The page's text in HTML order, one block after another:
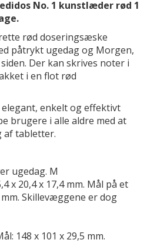
No. 1 kunstlæder rød 1
rød doseringsæske
påtrykt ugedag og Morgen,
Der kan skrives noter i
i en flot rød
enkelt og effektivt
brugere i alle aldre med at
af tabletter.
ugedag. M
x 20,4 x 17,4 mm. Mål på et
mm. Skillevæggene er dog
148 x 101 x 29,5 mm.